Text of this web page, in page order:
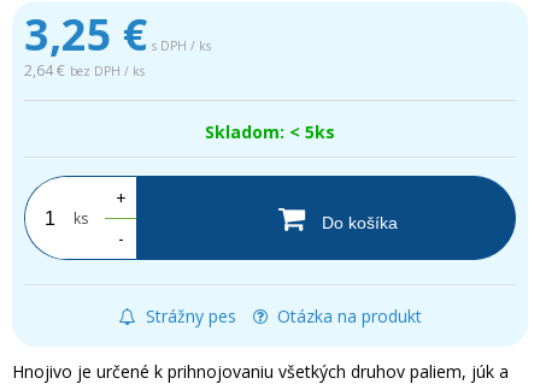
3,25 € s DPH / ks
2,64 € bez DPH / ks
Skladom: < 5ks
ks
+
-
Do košíka
Strážny pes Otázka na produkt
Hnojivo je určené k prihnojovaniu všetkých druhov paliem, júk a